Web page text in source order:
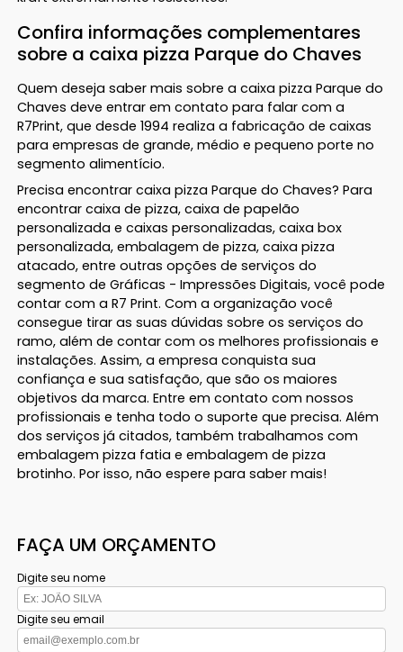
Confira informações complementares
sobre a caixa pizza Parque do Chaves
Quem deseja saber mais sobre a caixa pizza Parque do
Chaves deve entrar em contato para falar com a
R7Print, que desde 1994 realiza a fabricação de caixas
para empresas de grande, médio e pequeno porte no
segmento alimentício.
Precisa encontrar caixa pizza Parque do Chaves? Para
encontrar caixa de pizza, caixa de papelão
personalizada e caixas personalizadas, caixa box
personalizada, embalagem de pizza, caixa pizza
atacado, entre outras opções de serviços do
segmento de Gráficas - Impressões Digitais, você pode
contar com a R7 Print. Com a organização você
consegue tirar as suas dúvidas sobre os serviços do
ramo, além de contar com os melhores profissionais e
instalações. Assim, a empresa conquista sua
confiança e sua satisfação, que são os maiores
objetivos da marca. Entre em contato com nossos
profissionais e tenha todo o suporte que precisa. Além
dos serviços já citados, também trabalhamos com
embalagem pizza fatia e embalagem de pizza
brotinho. Por isso, não espere para saber mais!
FAÇA UM ORÇAMENTO
Digite seu nome
Digite seu email